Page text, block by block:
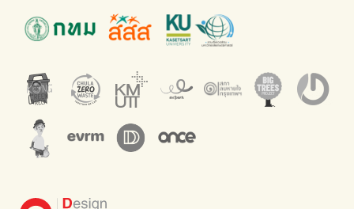
แอปแยกขยะได้ง่ายๆเพียงสแกนบาร์โค้ดสินค้า
Net Zero Carbon
The Sustainment
การบริหารองค์กรเพื่อสังคมและสิ่งแวดล้อม
WonWon
รวมร้านซ่อมใกล้บ้านคุณ
Bike for Everyone
BUCA
กำจัด E-waste อย่างถูกวิธี ตามจุดรับ และไปรษณีย์
Green map
มือวิเศษกรุงเทพ
บริจาคขยะไปอัพไซเคิลเป็นชุดพนักงานกวาดถนน
WonWon
รวมร้านซ่อมใกล้บ้านคุณ